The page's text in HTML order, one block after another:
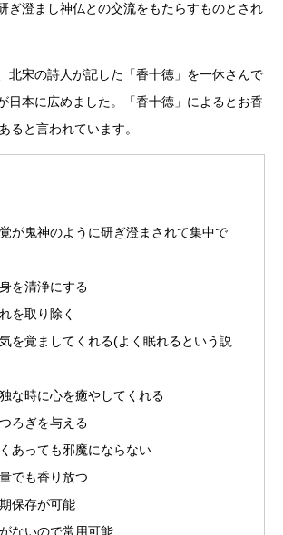
ぎ澄まし神仏との交流をもたらすものとされ
北宋の詩人が記した「香十徳」を一休さんで
日本に広めました。「香十徳」によるとお香
ると言われています。
が鬼神のように研ぎ澄まされて集中で
を清浄にする
を取り除く
を覚ましてくれる(よく眠れるという説
な時に心を癒やしてくれる
ろぎを与える
あっても邪魔にならない
でも香り放つ
保存が可能
ないので常用可能